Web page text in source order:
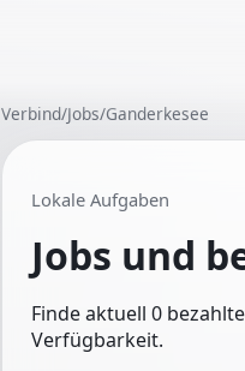
Verbind/Jobs/Ganderkesee
Lokale Aufgaben
Jobs und
Finde aktuell 0
Verfügbarkeit.